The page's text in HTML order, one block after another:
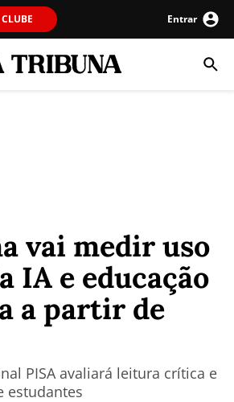
CLUBE Entrar
vai medir uso
IA e educação
a partir de
PISA avaliará leitura crítica e
estudantes